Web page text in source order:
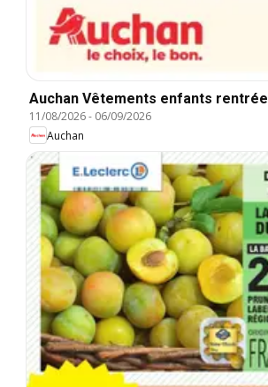
Auchan Vêtements enfants rentrée
11/08/2026- 06/09/2026
Auchan